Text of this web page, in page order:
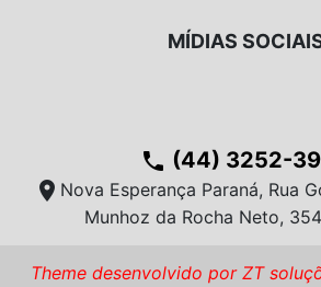
MÍDIAS
phone (44) 3252-
location_on Nova Esperança Paraná, Rua
Munhoz da Rocha Neto,
Theme desenvolvido por ZT